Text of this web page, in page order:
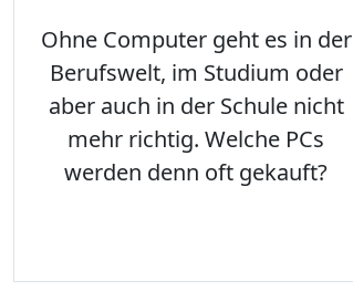
Ohne Computer geht es in der
Berufswelt, im Studium oder
aber auch in der Schule nicht
mehr richtig. Welche PCs
werden denn oft gekauft?